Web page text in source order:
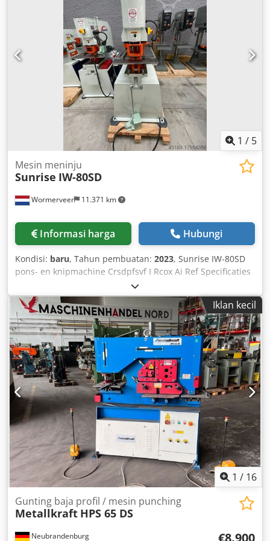
1 / 5
Wormerveer 11.371 km
Mesin meninju
Sunrise IW-80SD
Informasi harga Hubungi
Kondisi: baru, Tahun pembuatan: 2023, Sunrise IW-80SD
pons- en knipmachine Crsdpfsvf I Rcox Ai Ref Specificaties
IW-80SD: - Perskracht: 80 ton - Ponscapaciteit: Ø 26x22 mm
/ Ø 50x12 mm - Uitlading: 510 mm - Hoekstaal: 150x150x12
mm (90°) - Stripcapaciteit: 460x15 mm / 300x20 mm -
Gewicht: 2.550 kg Meerdere modellen direct uit voorraad
leverbaar.
Iklan kecil
1 / 16
Neubrandenburg
Gunting baja profil / mesin punching
Metallkraft HPS 65 DS